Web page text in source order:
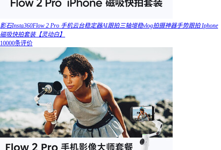
影石Insta360Flow 2 Pro 手机云台稳定器AI跟拍三轴增稳vlog拍摄神器手势跟拍 Iphone
磁吸快拍套装【灵动白】
10000条评价